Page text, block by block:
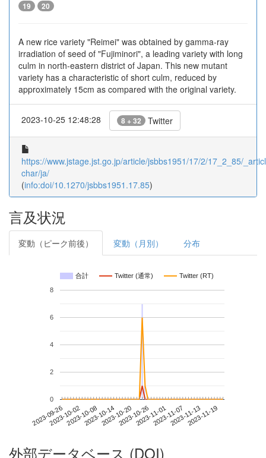
19 20
A new rice variety "Reimei" was obtained by gamma-ray
irradiation of seed of "Fujiminori", a leading variety with long
culm in north-eastern district of Japan. This new mutant
variety has a characteristic of short culm, reduced by
approximately 15cm as compared with the original variety.
2023-10-25 12:48:28 8 + 32 Twitter
https://www.jstage.jst.go.jp/article/jsbbs1951/17/2/17_2_85/
char/ja/
(info:doi/10.1270/jsbbs1951.17.85)
言及状況
変動（ピーク前後） 変動（月別） 分布
合計 Twitter (通常) Twitter (RT)
2023-09-262023-10-022023-10-082023-10-142023-10-202023-10-262023-11-012023-11-072023-11-132023-11-19
0
2
4
6
8
外部データベース (DOI)